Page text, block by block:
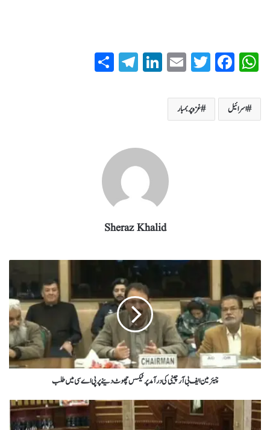
W
ha
ts
A
Fa
ce
bo
ok
T
wi
tte
r
E
m
Li
nk
T
el
اسرائیل غزہ پربمبار
Sheraz Khalid
چیئرمین ایف بی آرچینی کی درآمدپرٹیکس چھوٹ دینےپرپی اے سی میں طلب